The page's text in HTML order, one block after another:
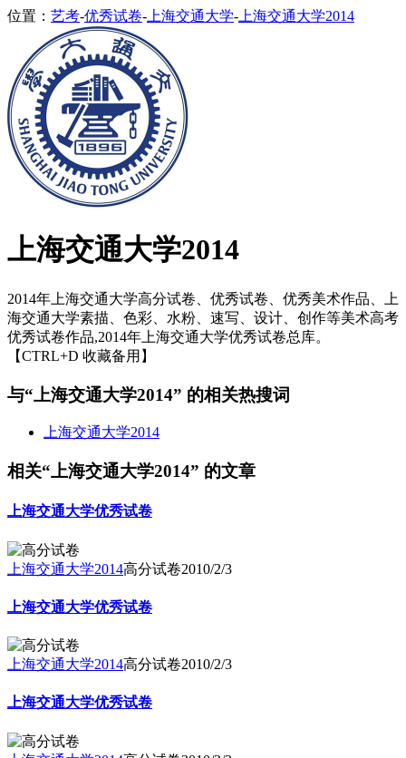
位置： 艺考-优秀试卷- 上海交通大学- 上海交通大学2014
上海交通大学2014
2014年上海交通大学高分试卷、优秀试卷、优秀美术作品、上
海交通大学素描、色彩、水粉、速写、设计、创作等美术高考
优秀试卷作品,2014年上海交通大学优秀试卷总库。
【CTRL+D 收藏备用】
与“上海交通大学2014” 的相关热搜词
上海交通大学2014
相关“上海交通大学2014” 的文章
上海交通大学优秀试卷
上海交通大学2014高分试卷2010/2/3
上海交通大学优秀试卷
上海交通大学2014高分试卷2010/2/3
上海交通大学优秀试卷